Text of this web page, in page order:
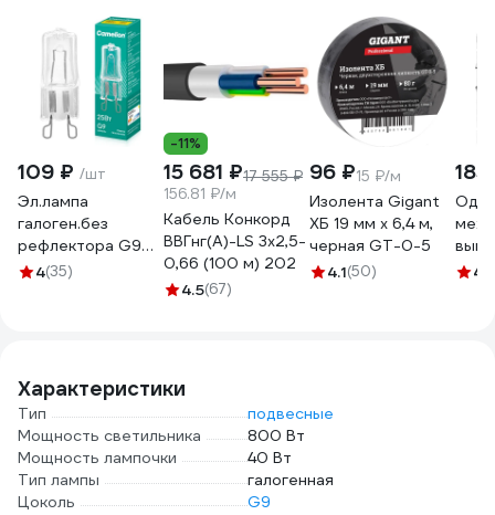
109 ₽ /шт
Эл.лампа
галоген.без
рефлектора G9
25W 220V
4(35)
-11%
15 681 ₽17 555 ₽
156.81 ₽/м
Кабель Конкорд
ВВГнг(А)-LS 3х2,5-
0,66 (100 м) 202
4.5(67)
96 ₽15 ₽/м
Изолента Gigant
ХБ 19 мм х 6,4 м,
черная GT-0-5
4.1(50)
185
4.9
Характеристики
Тип
подвесные
Мощность светильника
800 Вт
Мощность лампочки
40 Вт
Тип лампы
галогенная
Цоколь
G9